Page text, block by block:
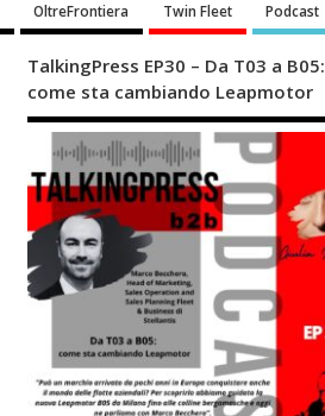
OltreFrontiera Twin Fleet Podcast
TalkingPress EP30 – Da T03 a B05:
come sta cambiando Leapmotor